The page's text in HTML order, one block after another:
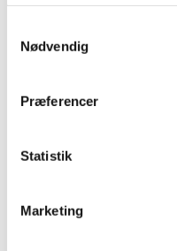
Nødvendig
Præferencer
Statistik
Marketing